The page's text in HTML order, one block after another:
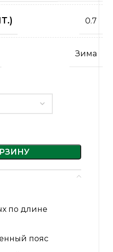
0.7
Зима
по длине
пояс